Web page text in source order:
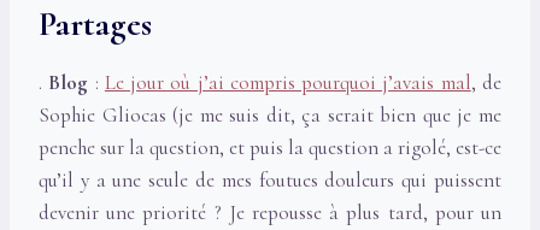
Partages
. Blog : Le jour où j’ai compris pourquoi j’avais mal, de
Sophie Gliocas (je me suis dit, ça serait bien que je me
penche sur la question, et puis la question a rigolé, est-ce
qu’il y a une seule de mes foutues douleurs qui puissent
devenir une priorité ? Je repousse à plus tard, pour un